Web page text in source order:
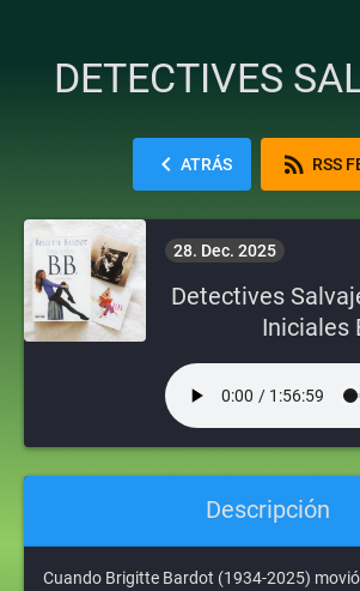
DETECTIVES
chevron_left ATRÁS rss_feed RSS
28. Dec. 2025
Detectives
Iniciales
Descripción
Cuando Brigitte Bardot (1934-2025) movió